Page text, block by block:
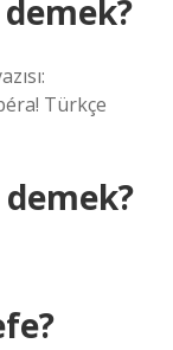
Türkçe